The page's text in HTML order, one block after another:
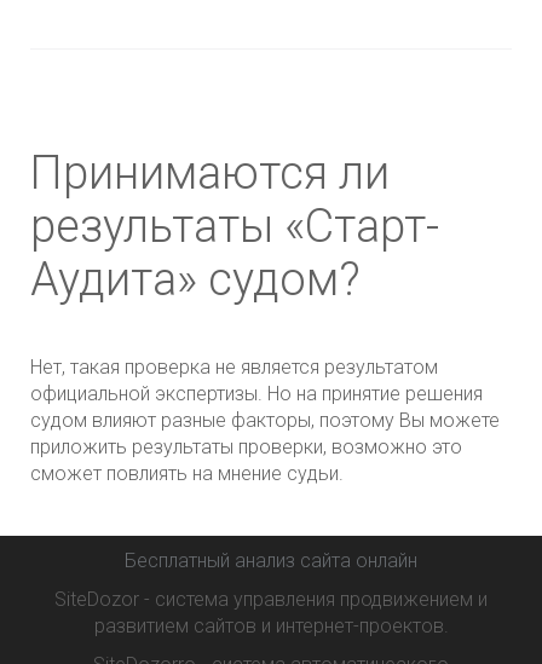
Принимаются ли
результаты «Старт-
Аудита» судом?
Нет, такая проверка не является результатом
официальной экспертизы. Но на принятие решения
судом влияют разные факторы, поэтому Вы можете
приложить результаты проверки, возможно это
сможет повлиять на мнение судьи.
Бесплатный анализ сайта онлайн
SiteDozor - система управления продвижением и
развитием сайтов и интернет-проектов.